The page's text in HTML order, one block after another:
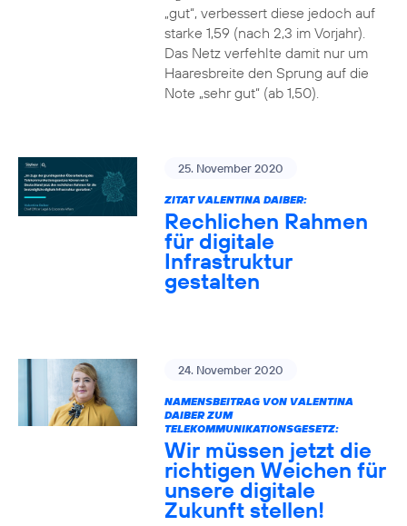
„gut“, verbessert diese jedoch auf
starke 1,59 (nach 2,3 im Vorjahr).
Das Netz verfehlte damit nur um
Haaresbreite den Sprung auf die
Note „sehr gut“ (ab 1,50).
25. November 2020
ZITAT VALENTINA DAIBER:
Rechlichen Rahmen
für digitale
Infrastruktur
gestalten
24. November 2020
NAMENSBEITRAG VON VALENTINA
DAIBER ZUM
TELEKOMMUNIKATIONSGESETZ:
Wir müssen jetzt die
richtigen Weichen für
unsere digitale
Zukunft stellen!